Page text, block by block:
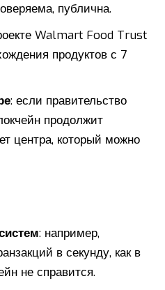
публична.
Walmart Food Trust
продуктов с 7
: если правительство
продолжит
центра, который можно
: например,
в секунду, как в
не справится.